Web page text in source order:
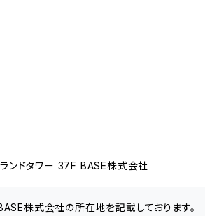
ンドタワー 37F BASE株式会社
株式会社の所在地を記載しております。